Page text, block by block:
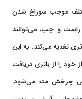
موجب سوراخ شدن
و چپ، می‌توانند
تغذیه می‌کند. به این
را از باتری دریافت
چرخش مته می‌شود.